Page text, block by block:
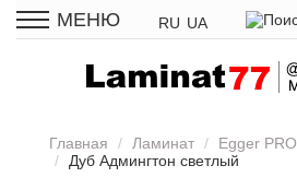
МЕНЮ RU UA
Главная Ламинат Egger PRO
Дуб Админгтон светлый